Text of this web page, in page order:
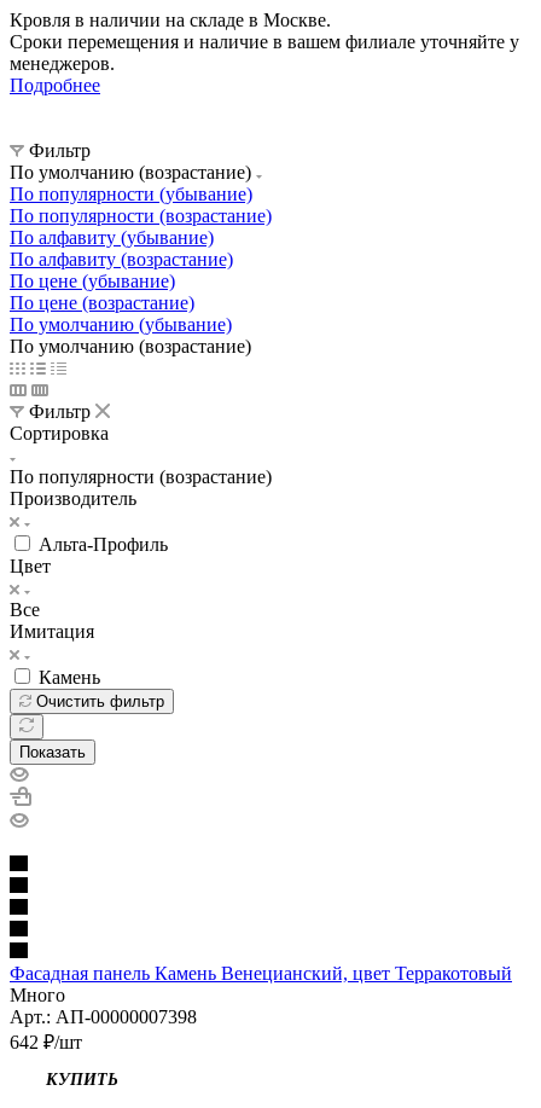
Кровля в наличии на складе в Москве.
Сроки перемещения и наличие в вашем филиале уточняйте у
менеджеров.
Подробнее
Фильтр
По умолчанию (возрастание)
По популярности (убывание)
По популярности (возрастание)
По алфавиту (убывание)
По алфавиту (возрастание)
По цене (убывание)
По цене (возрастание)
По умолчанию (убывание)
По умолчанию (возрастание)
Фильтр
Сортировка
По популярности (возрастание)
Производитель
Альта-Профиль
Цвет
Все
Имитация
Камень
Очистить фильтр
Показать
Фасадная панель Камень Венецианский, цвет Терракотовый
Много
Арт.: АП-00000007398
642 ₽/шт
КУПИТЬ